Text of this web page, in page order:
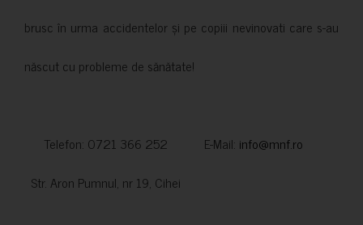
brusc în urma accidentelor și pe copiii nevinovati care s-au
născut cu probleme de sănătate!
Telefon: 0721 366 252 E-Mail: info@mnf.ro
Str. Aron Pumnul, nr 19, Cihei